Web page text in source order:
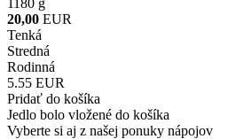
20,00 EUR
Tenká
Stredná
Rodinná
5.55 EUR
Pridať do košíka
Jedlo bolo vložené do košíka
Vyberte si aj z našej ponuky nápojov